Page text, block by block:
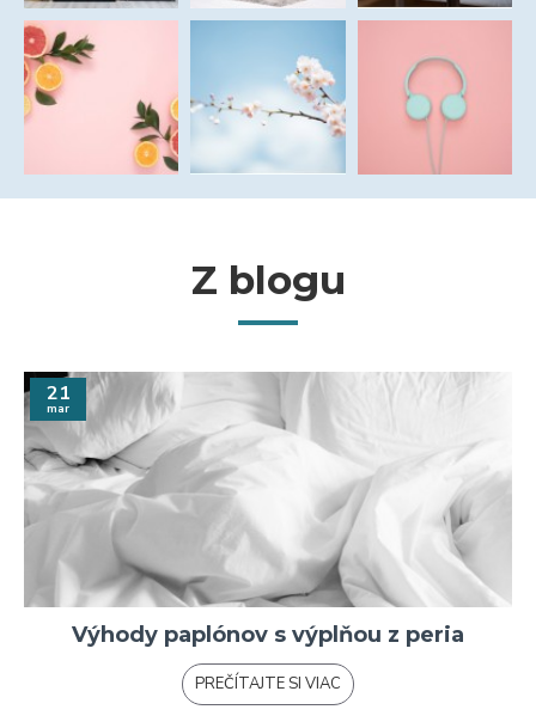
Z blogu
21
mar
Výhody paplónov s výplňou z peria
PREČÍTAJTE SI VIAC